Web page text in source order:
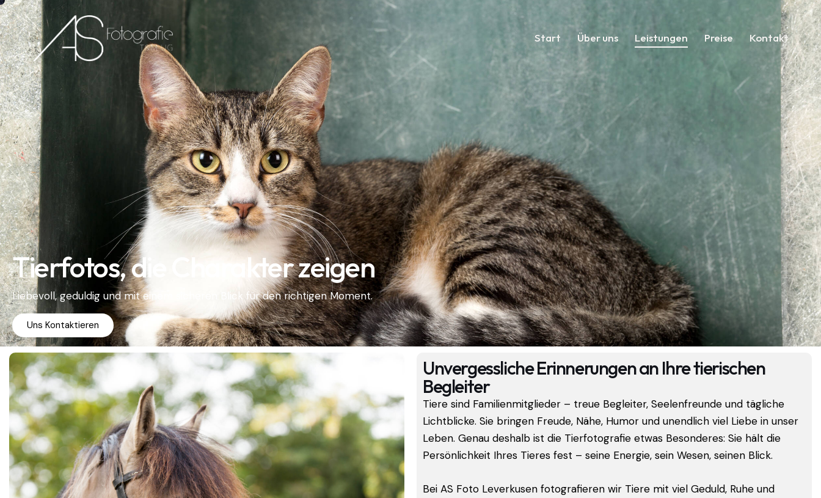
Start Über uns Leistungen Preise Kontakt
Tierfotos, die Charakter zeigen
Liebevoll, geduldig und mit einem sicheren Blick für den richtigen Moment.
Uns Kontaktieren
Unvergessliche Erinnerungen an Ihre tierischen
Begleiter
Tiere sind Familienmitglieder – treue Begleiter, Seelenfreunde und tägliche
Lichtblicke. Sie bringen Freude, Nähe, Humor und unendlich viel Liebe in unser
Leben. Genau deshalb ist die Tierfotografie etwas Besonderes: Sie hält die
Persönlichkeit Ihres Tieres fest – seine Energie, sein Wesen, seinen Blick.
Bei AS Foto Leverkusen fotografieren wir Tiere mit viel Geduld, Ruhe und